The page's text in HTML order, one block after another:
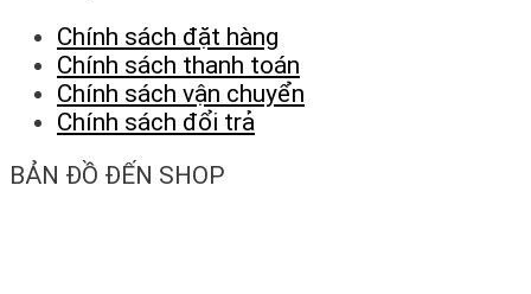
Chính sách đặt hàng
Chính sách thanh toán
Chính sách vận chuyển
Chính sách đổi trả
BẢN ĐỒ ĐẾN SHOP